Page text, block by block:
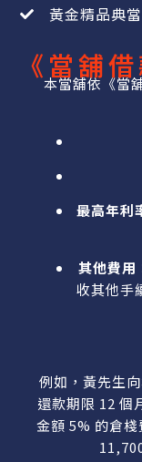
黃金精品典當
《當舖
本當舖依《當
最高年利
其他費用
收其他手
例如，黃先生
還款期限 12 個
金額 5% 的倉